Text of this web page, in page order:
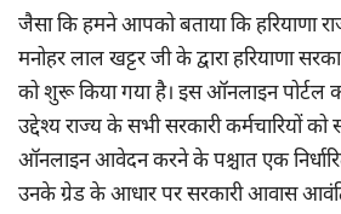
जैसा कि हमने आपको बताया कि हरियाणा
मनोहर लाल खट्टर जी के द्वारा हरियाणा
को शुरू किया गया है। इस ऑनलाइन पोर्टल
उद्देश्य राज्य के सभी सरकारी कर्मचारियों
ऑनलाइन आवेदन करने के पश्चात एक
उनके ग्रेड के आधार पर सरकारी आवास